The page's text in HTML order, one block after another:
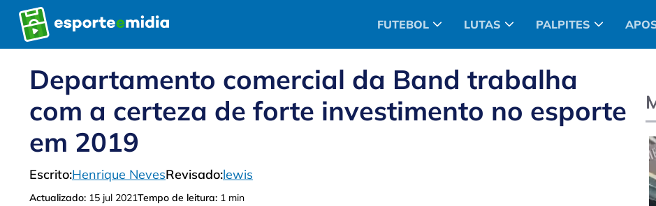
Pular
para
o
FUTEBOL LUTAS PALPITES
Departamento comercial da Band trabalha
com a certeza de forte investimento no esporte
em 2019
Escrito:Henrique NevesRevisado:lewis
Actualizado: 15 jul 2021Tempo de leitura: 1 min